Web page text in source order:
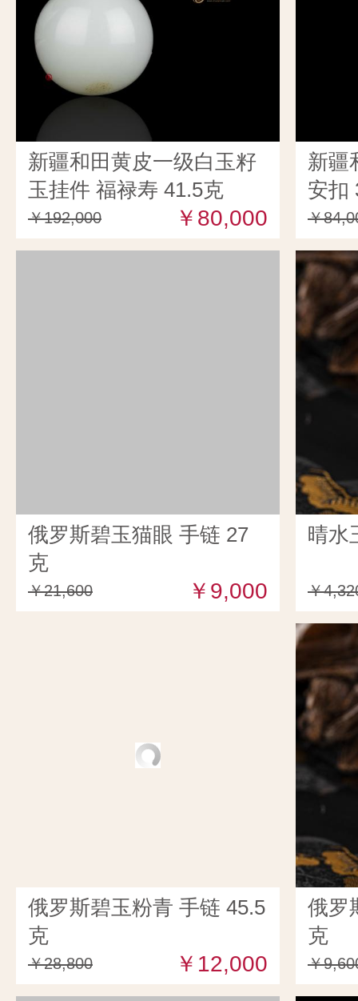
新疆和田黄皮一级白玉籽
玉挂件 福禄寿 41.5克
￥192,000 ￥80,000
新疆
安扣
￥
俄罗斯碧玉猫眼 手链 27
克
￥21,600 ￥9,000
晴水
￥
俄罗斯碧玉粉青 手链 45.5
克
￥28,800 ￥12,000
俄罗
克
￥